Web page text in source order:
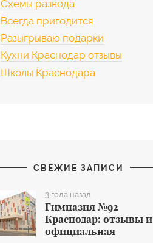
Схемы развода
Всегда пригодится
Разыгрываю подарки
Кухни Краснодар отзывы
Школы Краснодара
СВЕЖИЕ ЗАПИСИ
3 года назад
Гимназия №92
Краснодар: отзывы и
официальная